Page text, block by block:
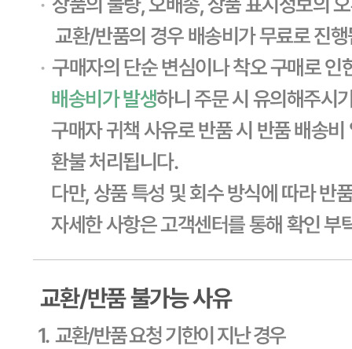
... 🛒 🛒 🛒
과일통조림 BEST더보기
판매자 정보
판매자 상호
CJ프레시웨이
사업장 소재지
타) 씨제이프레시웨이
연락처
1588-6967
사업자